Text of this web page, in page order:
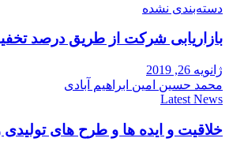
دسته‌بندی نشده
بازاریابی شرکت از طریق درصد
ژانویه 26, 2019
محمد حسین امین ابراهیم آبادی
Latest News
خلاقیت و ایده ها و طرح های